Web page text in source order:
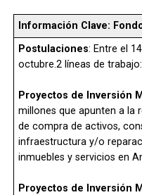
Información Clave:
Postulaciones: Entre el
octubre.2 líneas de trabajo:
Proyectos de Inversión
millones que apunten a la
de compra de activos,
infraestructura y/o
inmuebles y servicios en
Proyectos de Inversión